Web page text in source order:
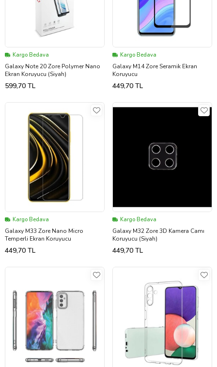
Kargo Bedava
Galaxy Note 20 Zore Polymer Nano
Ekran Koruyucu (Siyah)
599,70 TL
Kargo Bedava
Galaxy M14 Zore Seramik Ekran
Koruyucu
449,70 TL
Kargo Bedava
Galaxy M33 Zore Nano Micro
Temperli Ekran Koruyucu
449,70 TL
Kargo Bedava
Galaxy M32 Zore 3D Kamera Camı
Koruyucu (Siyah)
449,70 TL